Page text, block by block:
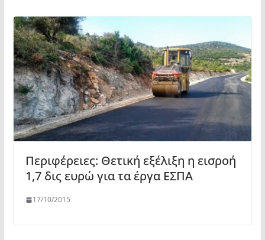
Περιφέρειες: Θετική εξέλιξη η εισροή
1,7 δις ευρώ για τα έργα ΕΣΠΑ
17/10/2015